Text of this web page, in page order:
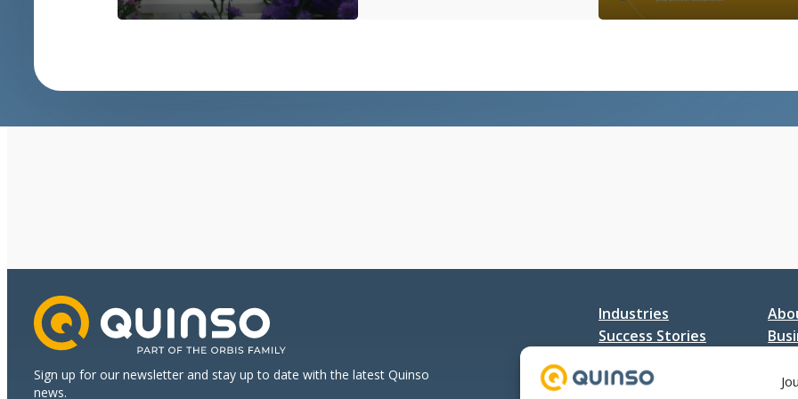
strong
Quadira
Sign up for our newsletter and stay up to date with the latest Quinso
news.
Industries
Success Stories